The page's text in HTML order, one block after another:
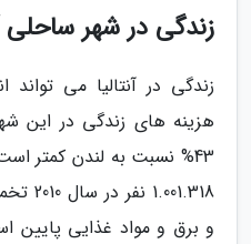
زندگی در شهر ساحلی
زندگی در آنتالیا می
43% نسبت به لندن کمتر
و برق و مواد غذایی پایین